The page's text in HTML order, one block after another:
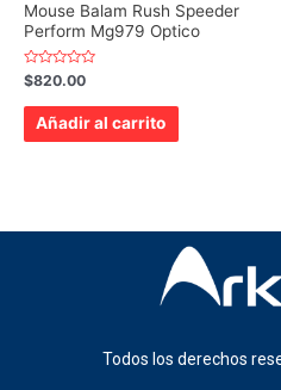
Mouse Balam Rush Speeder
Perform Mg979 Optico
Valorado
con
0
$820.00
Añadir al carrito
Todos los derechos